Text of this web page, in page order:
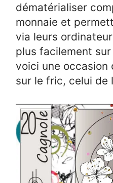
dématérialiser
monnaie et
via leurs
plus facilement
voici une occasion
sur le fric, celui de